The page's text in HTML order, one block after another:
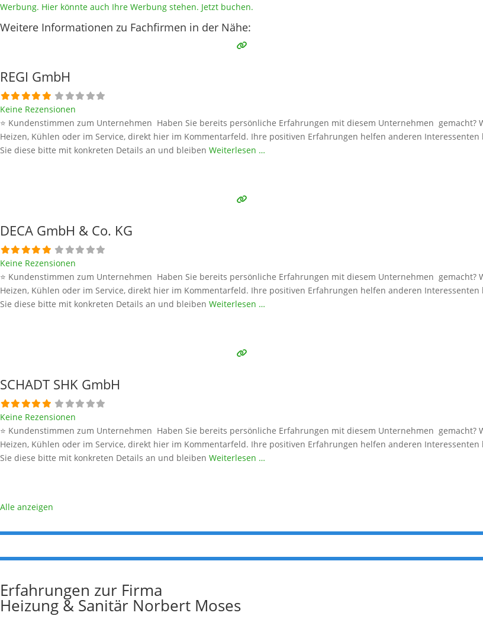
Werbung. Hier könnte auch Ihre Werbung stehen. Jetzt buchen.
Weitere Informationen zu Fachfirmen in der Nähe:
REGI GmbH
Keine Rezensionen
⭐ Kundenstimmen zum Unternehmen Haben Sie bereits persönliche Erfahrungen mit diesem Unternehmen
Heizen, Kühlen oder im Service, direkt hier im Kommentarfeld. Ihre positiven Erfahrungen helfen anderen
Sie diese bitte mit konkreten Details an und bleiben Weiterlesen …
DECA GmbH & Co. KG
Keine Rezensionen
⭐ Kundenstimmen zum Unternehmen Haben Sie bereits persönliche Erfahrungen mit diesem Unternehmen
Heizen, Kühlen oder im Service, direkt hier im Kommentarfeld. Ihre positiven Erfahrungen helfen anderen
Sie diese bitte mit konkreten Details an und bleiben Weiterlesen …
SCHADT SHK GmbH
Keine Rezensionen
⭐ Kundenstimmen zum Unternehmen Haben Sie bereits persönliche Erfahrungen mit diesem Unternehmen
Heizen, Kühlen oder im Service, direkt hier im Kommentarfeld. Ihre positiven Erfahrungen helfen anderen
Sie diese bitte mit konkreten Details an und bleiben Weiterlesen …
Alle anzeigen
Erfahrungen zur Firma
Heizung & Sanitär Norbert Moses